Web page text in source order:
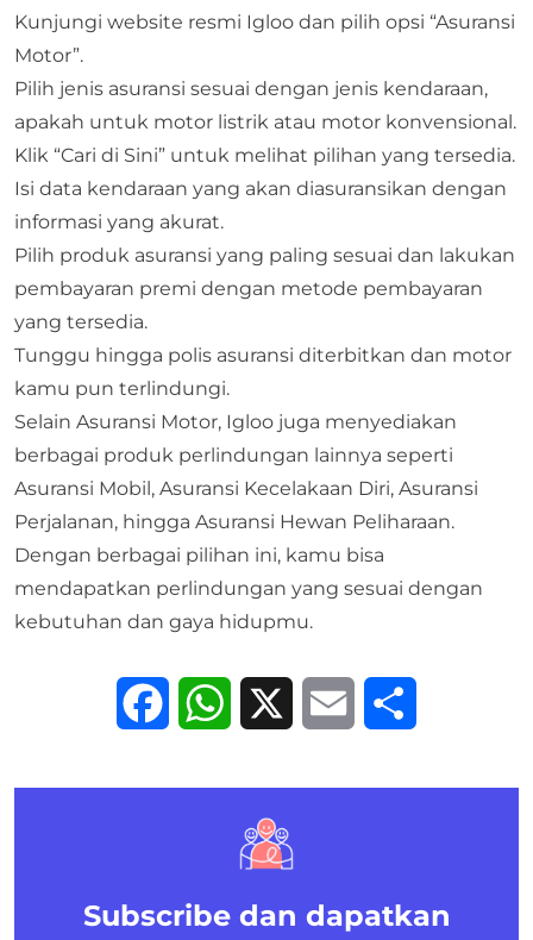
Kunjungi website resmi Igloo dan pilih opsi “Asuransi
Motor”.
Pilih jenis asuransi sesuai dengan jenis kendaraan,
apakah untuk motor listrik atau motor konvensional.
Klik “Cari di Sini” untuk melihat pilihan yang tersedia.
Isi data kendaraan yang akan diasuransikan dengan
informasi yang akurat.
Pilih produk asuransi yang paling sesuai dan lakukan
pembayaran premi dengan metode pembayaran
yang tersedia.
Tunggu hingga polis asuransi diterbitkan dan motor
kamu pun terlindungi.
Selain Asuransi Motor, Igloo juga menyediakan
berbagai produk perlindungan lainnya seperti
Asuransi Mobil, Asuransi Kecelakaan Diri, Asuransi
Perjalanan, hingga Asuransi Hewan Peliharaan.
Dengan berbagai pilihan ini, kamu bisa
mendapatkan perlindungan yang sesuai dengan
kebutuhan dan gaya hidupmu.
FacebookWhatsApp Email
Subscribe dan dapatkan